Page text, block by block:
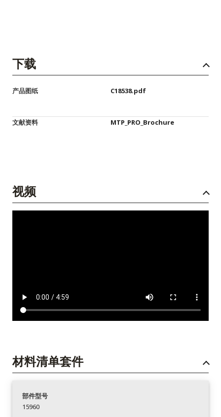
下载
产品图纸 C18538.pdf
文献资料 MTP_PRO_Brochure
视频
材料清单套件
部件型号
15960